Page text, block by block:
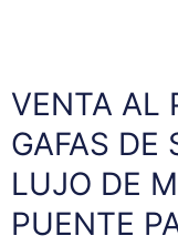
VENTA AL
GAFAS DE
LUJO DE
PUENTE